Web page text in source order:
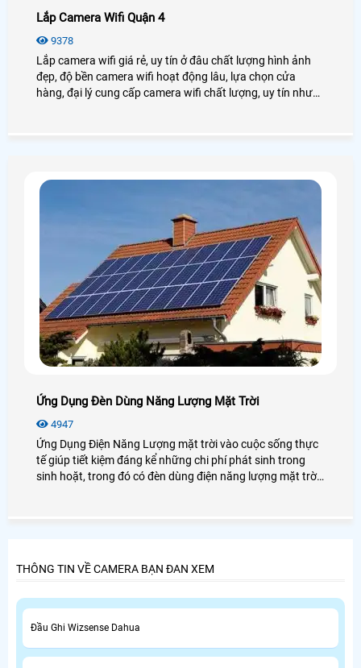
Lắp Camera Wifi Quận 4
9378
Lắp camera wifi giá rẻ, uy tín ở đâu chất lượng hình ảnh
đẹp, độ bền camera wifi hoạt động lâu, lựa chọn cửa
hàng, đại lý cung cấp camera wifi chất lượng, uy tín như
Ứng Dụng Đèn Dùng Năng Lượng Mặt Trời
4947
Ứng Dụng Điện Năng Lượng mặt trời vào cuộc sống thực
tế giúp tiết kiệm đáng kể những chi phí phát sinh trong
sinh hoặt, trong đó có đèn dùng điện năng lượng mặt trời
THÔNG TIN VỀ CAMERA BẠN ĐAN XEM
Đầu Ghi Wizsense Dahua